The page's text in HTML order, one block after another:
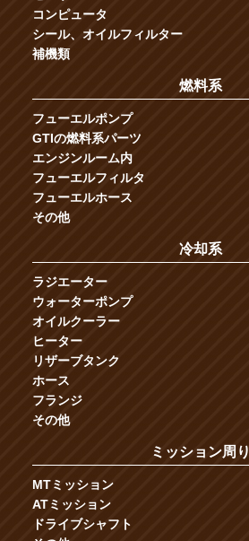
コンピュータ
シール、オイルフィルター
補機類
燃料系
フューエルポンプ
GTIの燃料系パーツ
エンジンルーム内
フューエルフィルタ
フューエルホース
その他
冷却系
ラジエーター
ウォーターポンプ
オイルクーラー
ヒーター
リザーブタンク
ホース
フランジ
その他
ミッション周り
MTミッション
ATミッション
ドライブシャフト